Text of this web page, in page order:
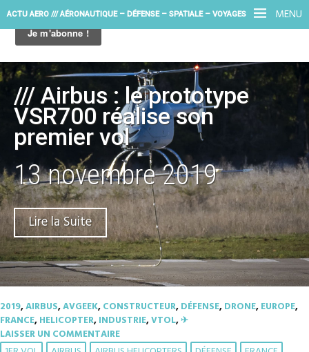
MENU
ACTU AERO /// AÉRONAUTIQUE – DÉFENSE – SPATIALE – VOYAGES
/// Airbus : le prototype
VSR700 réalise son
premier vol
13 novembre 2019
Lire la Suite
2019,AIRBUS,AVGEEK,CONSTRUCTEUR,DÉFENSE,DRONE,EUROPE,
FRANCE,HELICOPTER,INDUSTRIE,VTOL,✈︎
LAISSER UN COMMENTAIRE